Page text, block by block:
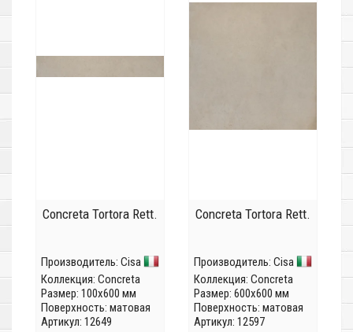
Concreta Tortora Rett.
Производитель: Cisa
Коллекция: Concreta
Размер: 100x600 мм
Поверхность: матовая
Артикул: 12649
Concreta Tortora Rett.
Производитель: Cisa
Коллекция: Concreta
Размер: 600x600 мм
Поверхность: матовая
Артикул: 12597